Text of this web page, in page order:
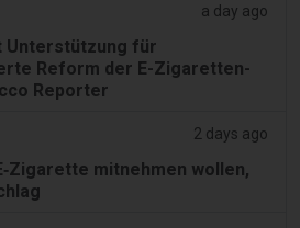
a day ago
Unterstützung für
Reform der E-Zigaretten-
Reporter
2 days ago
mitnehmen wollen,